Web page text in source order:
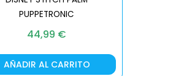
PUPPETRONIC
44,99 €
AÑADIR AL CARRITO